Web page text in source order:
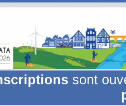
sont